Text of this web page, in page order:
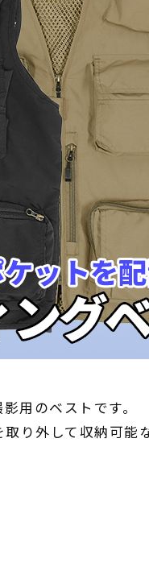
用のベストです。
り外して収納可能